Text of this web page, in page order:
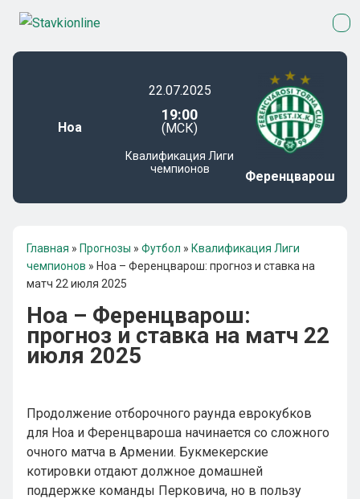
Ноа
22.07.2025
19:00
(МСК)
Квалификация Лиги
чемпионов
Ференцварош
Главная » Прогнозы » Футбол » Квалификация Лиги
чемпионов » Ноа – Ференцварош: прогноз и ставка на
матч 22 июля 2025
Ноа – Ференцварош:
прогноз и ставка на матч 22
июля 2025
Продолжение отборочного раунда еврокубков
для Ноа и Ференцвароша начинается со сложного
очного матча в Армении. Букмекерские
котировки отдают должное домашней
поддержке команды Перковича, но в пользу